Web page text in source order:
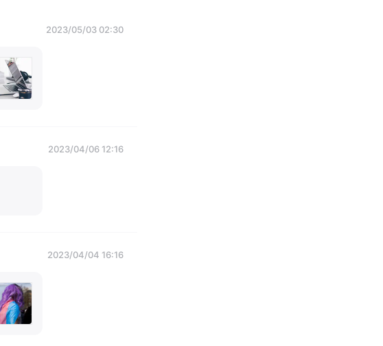
2023/05/03 02:30
2023/04/06 12:16
2023/04/04 16:16